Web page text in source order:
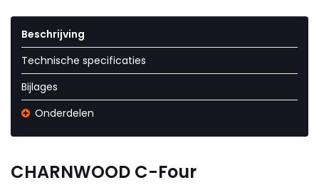
Beschrijving
Technische specificaties
Bijlages
Onderdelen
CHARNWOOD C-Four